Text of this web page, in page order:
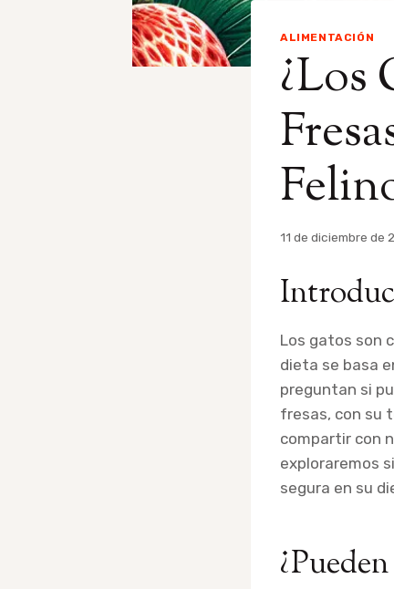
ALIMENTACIÓN
¿Los
Por
11 de diciembre de
Los gatos son
dieta se basa
preguntan si
fresas, con su
compartir con
exploraremos si
segura en su